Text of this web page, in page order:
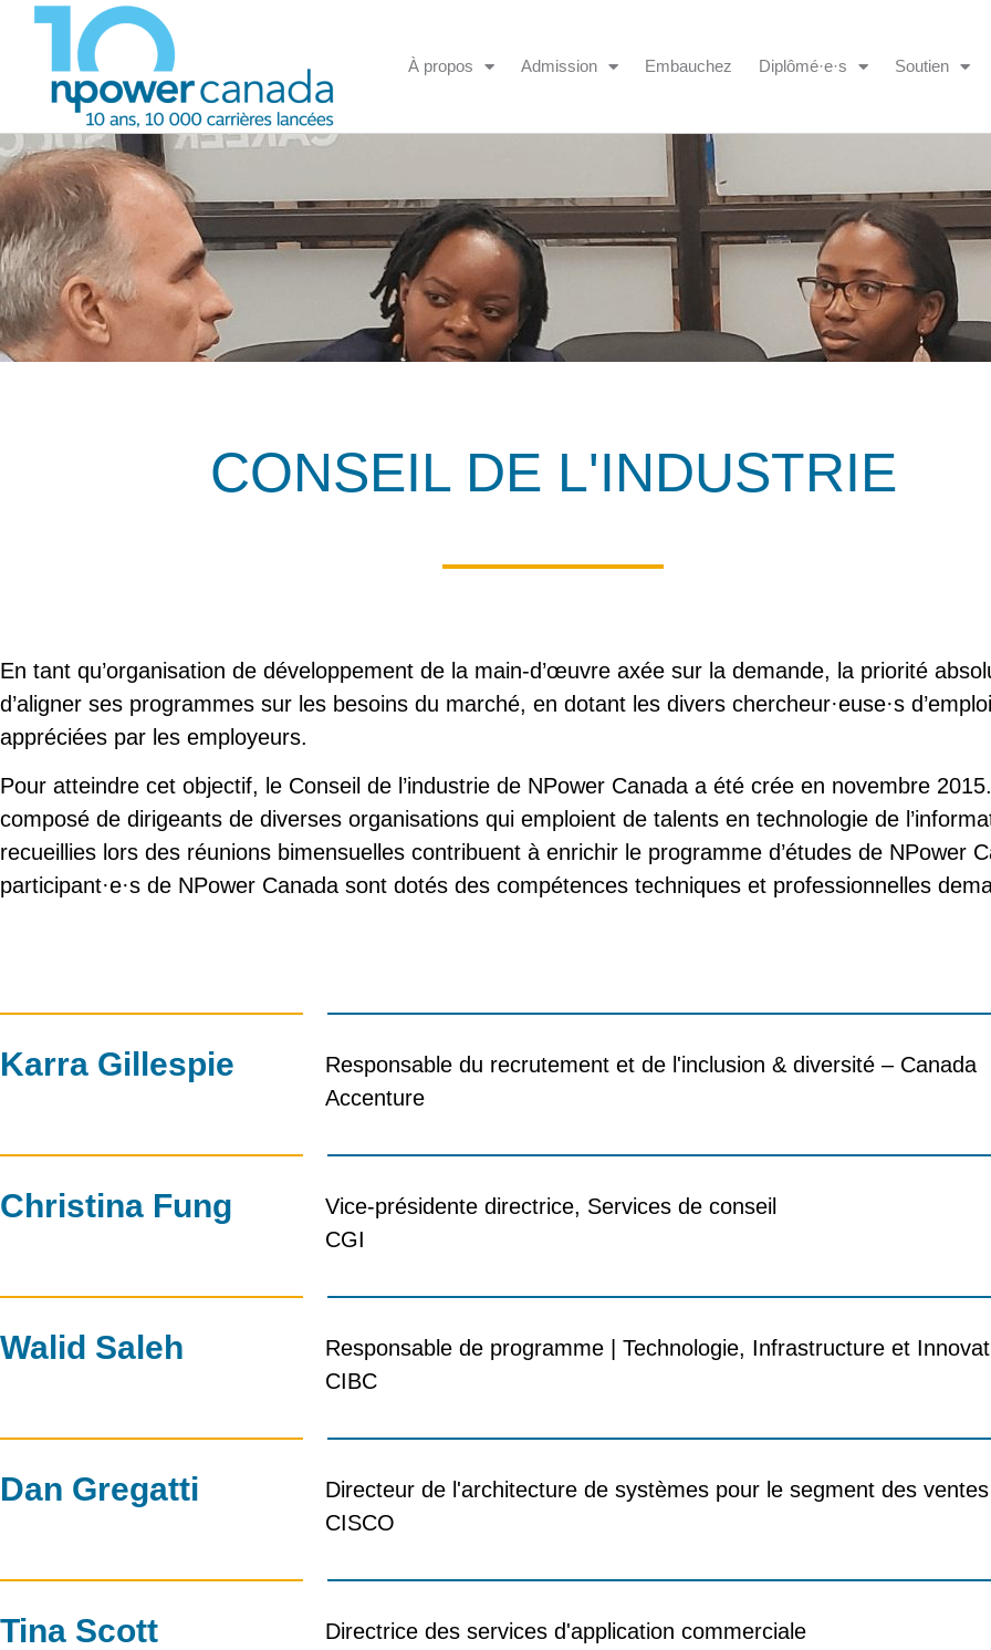
À propos Admission Embauchez Diplômé·e·s Soutien
CONSEIL DE L'INDUSTRIE
En tant qu’organisation de développement de la main-d’œuvre axée sur la demande, la priorité
d’aligner ses programmes sur les besoins du marché, en dotant les divers chercheur·euse·s
appréciées par les employeurs.
Pour atteindre cet objectif, le Conseil de l’industrie de NPower Canada a été crée en novembre
composé de dirigeants de diverses organisations qui emploient de talents en technologie de
recueillies lors des réunions bimensuelles contribuent à enrichir le programme d’études de NPower
participant·e·s de NPower Canada sont dotés des compétences techniques et professionnelles
Karra Gillespie
Responsable du recrutement et de l'inclusion & diversité – Canada​
Accenture
Christina Fung
Vice-présidente directrice, Services de conseil
CGI
Walid Saleh
Responsable de programme | Technologie, Infrastructure et
CIBC
Dan Gregatti
Directeur de l'architecture de systèmes pour le segment des
CISCO
Tina Scott
Directrice des services d'application commerciale